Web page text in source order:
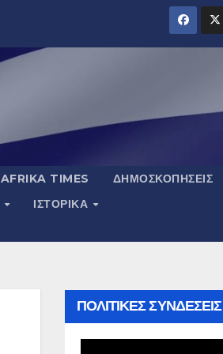
AFRIKA TIMES
ΔΗΜΟΣΚΟΠΉΣΕΙΣ
ΙΣΤΟΡΙΚΆ
ΠΟΛΙΤΙΚΕΣ ΣΥΝΔΕΣΕΙΣ